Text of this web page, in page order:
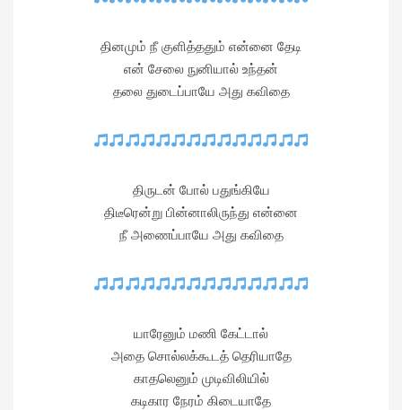
தினமும் நீ குளித்ததும் என்னை தேடி
என் சேலை நுனியால் உந்தன்
தலை துடைப்பாயே அது கவிதை
திருடன் போல் பதுங்கியே
திடீரென்று பின்னாலிருந்து என்னை
நீ அணைப்பாயே அது கவிதை
யாரேனும் மணி கேட்டால்
அதை சொல்லக்கூடத் தெரியாதே
காதலெனும் முடிவிலியில்
கடிகார நேரம் கிடையாதே